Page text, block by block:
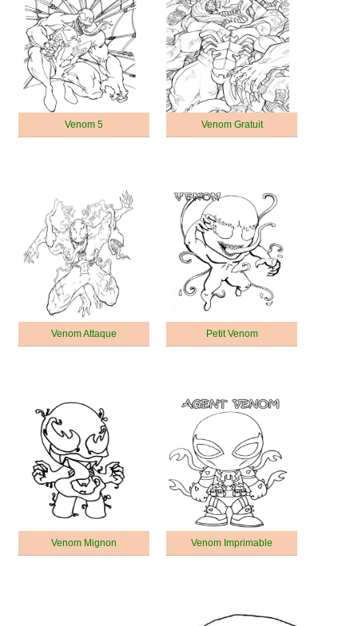
Venom 5 Venom Gratuit
Venom Attaque Petit Venom
Venom Mignon Venom Imprimable